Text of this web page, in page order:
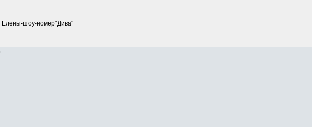
Елены-шоу-номер"Дива"